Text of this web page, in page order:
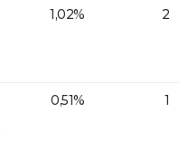
1,02% 2
0,51% 1